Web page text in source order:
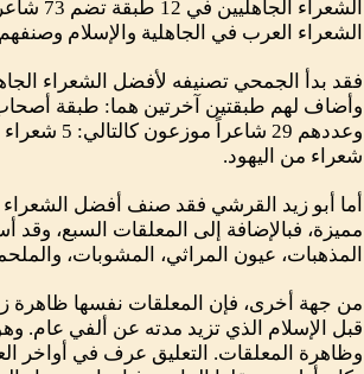
الشعراء العرب في الجاهلية والإسلام وصنفهم إلى 7 مجموعات
شعراء من اليهود.
أما أبو زيد القرشي فقد صنف أفضل
مميزة، فبالإضافة إلى المعلقات السبع،
المذهبات، عيون المراثي، المشوبات،
من جهة أخرى، فإن المعلقات نفسها ظاهرة
قبل الإسلام الذي تزيد مدته عن ألفي عام.